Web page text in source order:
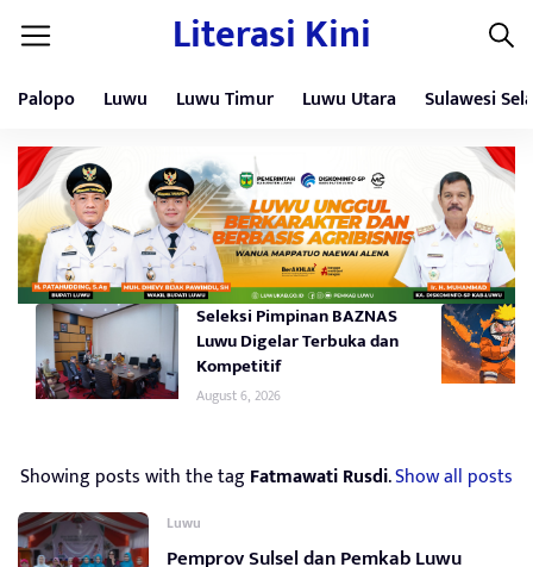
Literasi Kini
Palopo Luwu Luwu Timur Luwu Utara Sulawesi
Seleksi Pimpinan BAZNAS
Luwu Digelar Terbuka dan
Kompetitif
August 6, 2026
Showing posts with the tagFatmawati Rusdi.Show all posts
Luwu
Pemprov Sulsel dan Pemkab Luwu